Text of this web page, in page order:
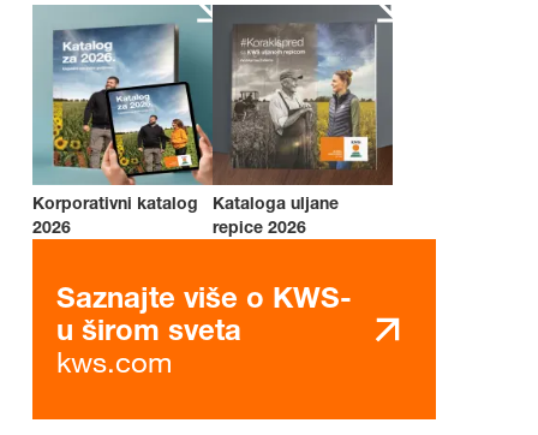
Korporativni katalog
2026
Kataloga uljane
repice 2026
Saznajte više o KWS-
u širom sveta
kws.com